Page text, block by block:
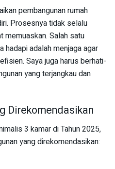
pembangunan rumah
Prosesnya tidak selalu
memuaskan. Salah satu
hadapi adalah menjaga agar
Saya juga harus berhati-
yang terjangkau dan
Direkomendasikan
3 kamar di Tahun 2025,
yang direkomendasikan: